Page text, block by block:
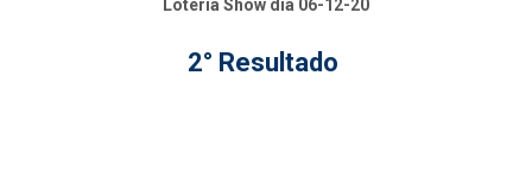
Loteria Show dia 06-12-20
2° Resultado